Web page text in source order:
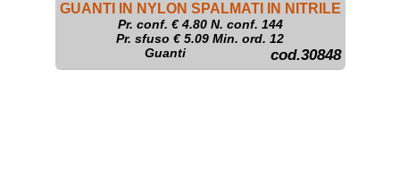
GUANTI IN NYLON SPALMATI IN NITRILE
Pr. conf. €4.80N. conf. 144
Pr. sfuso € 5.09 Min. ord. 12
Guanti
cod.30848